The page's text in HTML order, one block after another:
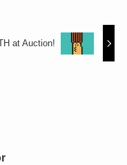
at Auction!